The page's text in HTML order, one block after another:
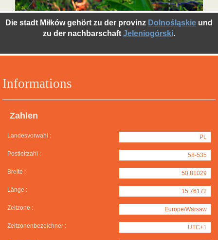
Informations
Zahlen
Landesvorwahl : PL
Postleitzahl : 58-535
Breite : 50.81029
Länge : 15.76172
Zeitzone : Europe/Warsaw
Zeitzonenbezeichner : UTC+1
Die stadt Miłków gehört zu der provinz Dolnośląskie und
zu der nachbarschaft Jeleniogórski.